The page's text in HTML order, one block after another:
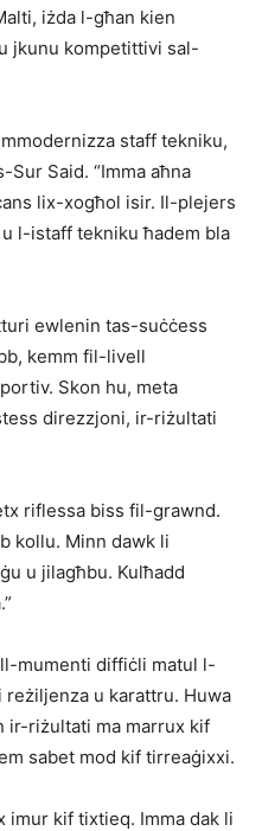
iżda l-għan kien
jkunu kompetittivi sal-
staff tekniku,
Sur Said. “Imma aħna
lix-xogħol isir. Il-plejers
l-istaff tekniku ħadem bla
ewlenin tas-suċċess
kemm fil-livell
Skon hu, meta
direzzjoni, ir-riżultati
riflessa biss fil-grawnd.
kollu. Minn dawk li
u jilagħbu. Kulħadd
mumenti diffiċli matul l-
u karattru. Huwa
ir-riżultati ma marrux kif
sabet mod kif tirreaġixxi.
imur kif tixtieq. Imma dak li